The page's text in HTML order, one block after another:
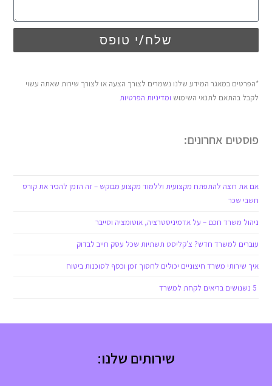
שלח/י טופס
*הפרטים במאגר המידע שלנו נשמרים לצורך הצעה או לצורך שירות שאתה עשוי
לקבל בהתאם לתנאי השימוש ומדיניות הפרטיות
פוסטים אחרונים:
אם את רוצה להתפתח מקצועית וללמוד מקצוע מבוקש – זה הזמן להכיר את קורס
חשבי שכר
ניהול משרד חכם – על אדמיניסטרציה, אוטומציה וסייבר
עוברים למשרד חדש? צ'קליסט תשתיות שכל עסק חייב לבדוק
איך שירותי משרד חיצוניים יכולים לחסוך זמן וכסף לסוכנות ביטוח
שירותים שלנו: